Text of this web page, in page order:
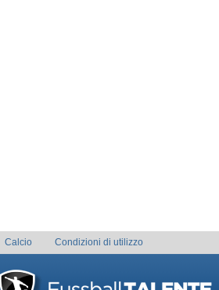
Calcio Condizioni di utilizzo